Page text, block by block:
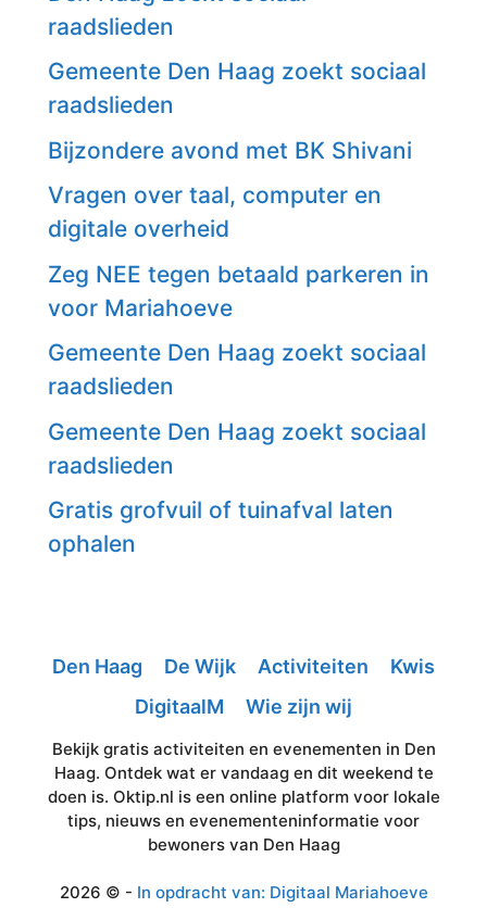
raadslieden
Gemeente Den Haag zoekt sociaal
raadslieden
Bijzondere avond met BK Shivani
Vragen over taal, computer en
digitale overheid
Zeg NEE tegen betaald parkeren in
voor Mariahoeve
Gemeente Den Haag zoekt sociaal
raadslieden
Gemeente Den Haag zoekt sociaal
raadslieden
Gratis grofvuil of tuinafval laten
ophalen
Den Haag De Wijk Activiteiten
Kwis
DigitaalM
Wie zijn wij
Bekijk gratis activiteiten en evenementen in Den
Haag. Ontdek wat er vandaag en dit weekend te
doen is. Oktip.nl is een online platform voor lokale
tips, nieuws en evenementeninformatie voor
bewoners van Den Haag
2026 © - In opdracht van: Digitaal Mariahoeve